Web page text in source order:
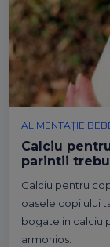
ALIMENTAȚIE
Calciu
parintii
Calciu pentru
oasele copilului
bogate in calciu
armonios.